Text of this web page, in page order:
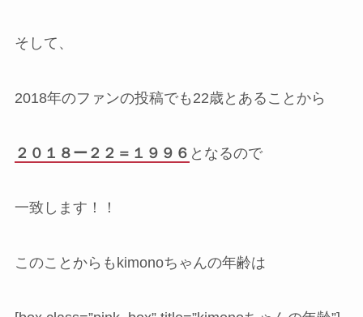
そして、
2018年のファンの投稿でも22歳とあることから
２０１８ー２２＝１９９６ となるので
一致します！！
このことからもkimonoちゃんの年齢は